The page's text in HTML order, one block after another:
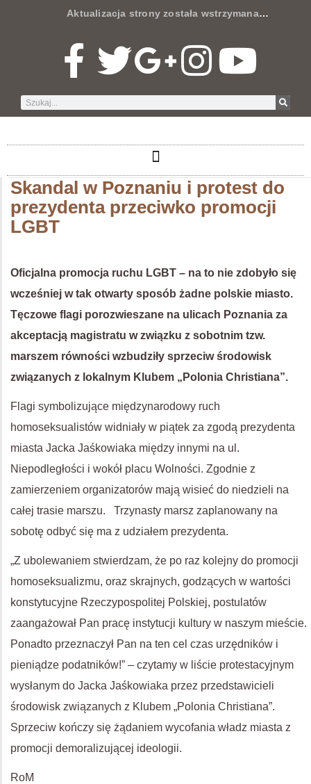
Aktualizacja strony została wstrzymana…
Skandal w Poznaniu i protest do
prezydenta przeciwko promocji
LGBT
Oficjalna promocja ruchu LGBT – na to nie zdobyło się
wcześniej w tak otwarty sposób żadne polskie miasto.
Tęczowe flagi porozwieszane na ulicach Poznania za
akceptacją magistratu w związku z sobotnim tzw.
marszem równości wzbudziły sprzeciw środowisk
związanych z lokalnym Klubem „Polonia Christiana”.
Flagi symbolizujące międzynarodowy ruch
homoseksualistów widniały w piątek za zgodą prezydenta
miasta Jacka Jaśkowiaka między innymi na ul.
Niepodległości i wokół placu Wolności. Zgodnie z
zamierzeniem organizatorów mają wisieć do niedzieli na
całej trasie marszu. Trzynasty marsz zaplanowany na
sobotę odbyć się ma z udziałem prezydenta.
„Z ubolewaniem stwierdzam, że po raz kolejny do promocji
homoseksualizmu, oraz skrajnych, godzących w wartości
konstytucyjne Rzeczypospolitej Polskiej, postulatów
zaangażował Pan pracę instytucji kultury w naszym mieście.
Ponadto przeznaczył Pan na ten cel czas urzędników i
pieniądze podatników!” – czytamy w liście protestacyjnym
wysłanym do Jacka Jaśkowiaka przez przedstawicieli
środowisk związanych z Klubem „Polonia Christiana”.
Sprzeciw kończy się żądaniem wycofania władz miasta z
promocji demoralizującej ideologii.
RoM